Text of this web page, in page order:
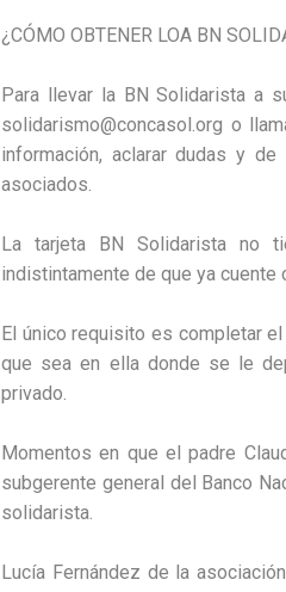
¿CÓMO OBTENER LOA BN
Para llevar la BN Solidarista a
solidarismo@concasol.org o
información, aclarar dudas y
asociados.
La tarjeta BN Solidarista no
indistintamente de que ya cuente
El único requisito es completar
que sea en ella donde se le
privado.
Momentos en que el padre
subgerente general del Banco
solidarista.
Lucía Fernández de la